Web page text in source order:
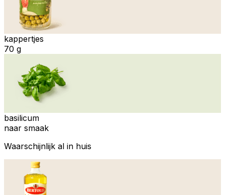
kappertjes
70 g
basilicum
naar smaak
Waarschijnlijk al in huis